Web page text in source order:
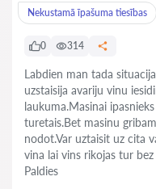
Nekustamā īpašuma tiesības
0 314
Labdien man tada
uzstaisija avariju vinu
laukuma.Masinai
turetais.Bet masinu
nodot.Var uztaisit uz cita
vina lai vins rikojas tur bez
Paldies